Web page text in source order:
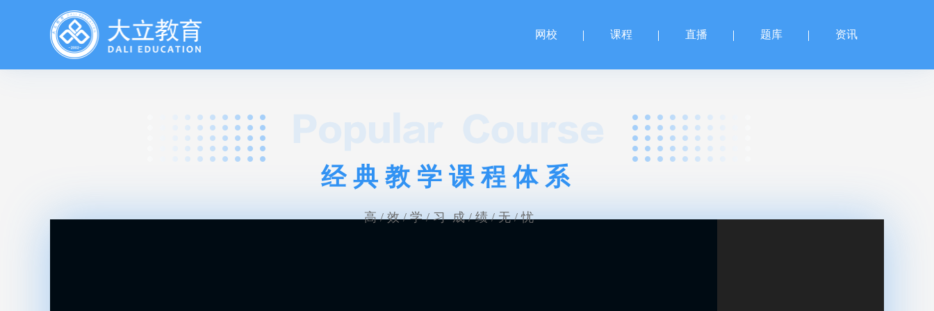
网校 课程 直播 题库 资讯
经典教学课程体系
高 / 效 / 学 / 习 成 / 绩 / 无 / 忧